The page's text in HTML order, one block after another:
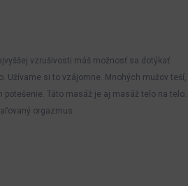
vzrušivosti máš možnosť sa dotýkať
Užívame si to vzájomne. Mnohých mužov teší,
Táto masáž je aj masáž telo na telo.
orgazmus